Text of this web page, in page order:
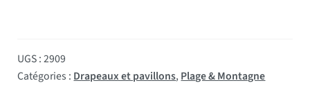
UGS :2909
Catégories : Drapeaux et pavillons, Plage & Montagne